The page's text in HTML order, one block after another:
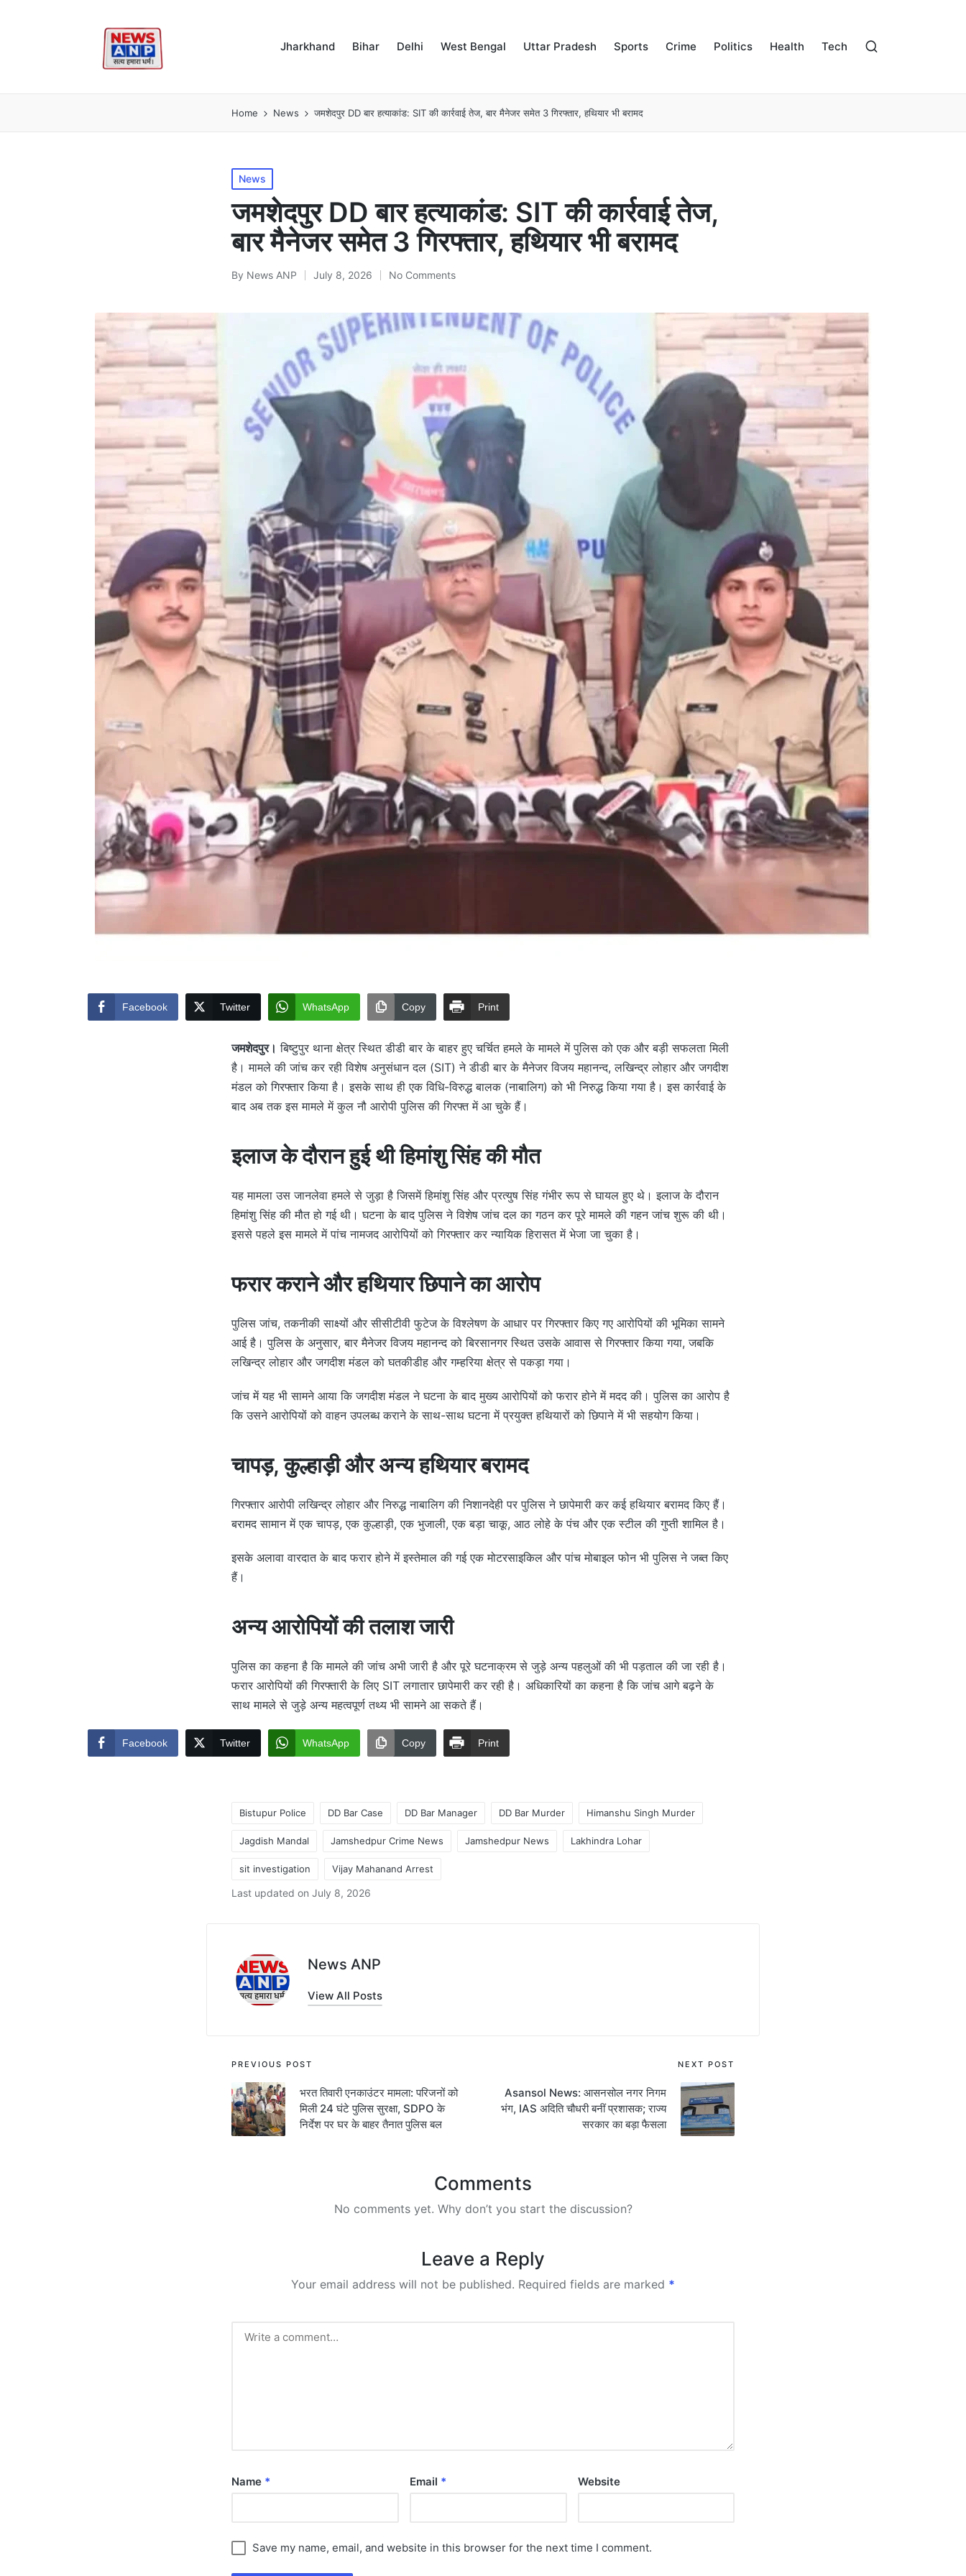
Jharkhand Bihar Delhi West Bengal Uttar Pradesh Sports Crime Politics Health Tech
Home News जमशेदपुर DD बार हत्याकांड: SIT की कार्रवाई तेज, बार मैनेजर समेत 3 गिरफ्तार, हथियार भी बरामद
Posted
in
News
जमशेदपुर DD बार हत्याकांड: SIT की कार्रवाई तेज,
बार मैनेजर समेत 3 गिरफ्तार, हथियार भी बरामद
Posted
By News ANP July 8, 2026 No Comments
Facebook Twitter WhatsApp Copy Print
जमशेदपुर। बिष्टुपुर थाना क्षेत्र स्थित डीडी बार के बाहर हुए चर्चित हमले के मामले में पुलिस को एक और बड़ी सफलता मिली
है। मामले की जांच कर रही विशेष अनुसंधान दल (SIT) ने डीडी बार के मैनेजर विजय महानन्द, लखिन्द्र लोहार और जगदीश
मंडल को गिरफ्तार किया है। इसके साथ ही एक विधि-विरुद्ध बालक (नाबालिग) को भी निरुद्ध किया गया है। इस कार्रवाई के
बाद अब तक इस मामले में कुल नौ आरोपी पुलिस की गिरफ्त में आ चुके हैं।
इलाज के दौरान हुई थी हिमांशु सिंह की मौत
यह मामला उस जानलेवा हमले से जुड़ा है जिसमें हिमांशु सिंह और प्रत्युष सिंह गंभीर रूप से घायल हुए थे। इलाज के दौरान
हिमांशु सिंह की मौत हो गई थी। घटना के बाद पुलिस ने विशेष जांच दल का गठन कर पूरे मामले की गहन जांच शुरू की थी।
इससे पहले इस मामले में पांच नामजद आरोपियों को गिरफ्तार कर न्यायिक हिरासत में भेजा जा चुका है।
फरार कराने और हथियार छिपाने का आरोप
पुलिस जांच, तकनीकी साक्ष्यों और सीसीटीवी फुटेज के विश्लेषण के आधार पर गिरफ्तार किए गए आरोपियों की भूमिका सामने
आई है। पुलिस के अनुसार, बार मैनेजर विजय महानन्द को बिरसानगर स्थित उसके आवास से गिरफ्तार किया गया, जबकि
लखिन्द्र लोहार और जगदीश मंडल को घतकीडीह और गम्हरिया क्षेत्र से पकड़ा गया।
जांच में यह भी सामने आया कि जगदीश मंडल ने घटना के बाद मुख्य आरोपियों को फरार होने में मदद की। पुलिस का आरोप है
कि उसने आरोपियों को वाहन उपलब्ध कराने के साथ-साथ घटना में प्रयुक्त हथियारों को छिपाने में भी सहयोग किया।
चापड़, कुल्हाड़ी और अन्य हथियार बरामद
गिरफ्तार आरोपी लखिन्द्र लोहार और निरुद्ध नाबालिग की निशानदेही पर पुलिस ने छापेमारी कर कई हथियार बरामद किए हैं।
बरामद सामान में एक चापड़, एक कुल्हाड़ी, एक भुजाली, एक बड़ा चाकू, आठ लोहे के पंच और एक स्टील की गुप्ती शामिल है।
इसके अलावा वारदात के बाद फरार होने में इस्तेमाल की गई एक मोटरसाइकिल और पांच मोबाइल फोन भी पुलिस ने जब्त किए
हैं।
अन्य आरोपियों की तलाश जारी
पुलिस का कहना है कि मामले की जांच अभी जारी है और पूरे घटनाक्रम से जुड़े अन्य पहलुओं की भी पड़ताल की जा रही है।
फरार आरोपियों की गिरफ्तारी के लिए SIT लगातार छापेमारी कर रही है। अधिकारियों का कहना है कि जांच आगे बढ़ने के
साथ मामले से जुड़े अन्य महत्वपूर्ण तथ्य भी सामने आ सकते हैं।
Facebook Twitter WhatsApp Copy Print
Bistupur Police DD Bar Case DD Bar Manager DD Bar Murder Himanshu Singh Murder
Jagdish Mandal Jamshedpur Crime News Jamshedpur News Lakhindra Lohar
sit investigation Vijay Mahanand Arrest
Last updated on July 8, 2026
News ANP
View All Posts
Post
navigation
PREVIOUS POST
भरत तिवारी एनकाउंटर मामला: परिजनों को
मिली 24 घंटे पुलिस सुरक्षा, SDPO के
निर्देश पर घर के बाहर तैनात पुलिस बल
NEXT POST
Asansol News: आसनसोल नगर निगम
भंग, IAS अदिति चौधरी बनीं प्रशासक; राज्य
सरकार का बड़ा फैसला
Comments
No comments yet. Why don’t you start the discussion?
Leave a Reply
Your email address will not be published. Required fields are marked *
Name * Email * Website
Save my name, email, and website in this browser for the next time I comment.